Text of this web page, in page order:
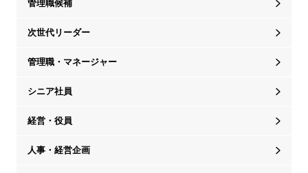
管理職候補
次世代リーダー
管理職・マネージャー
シニア社員
経営・役員
人事・経営企画